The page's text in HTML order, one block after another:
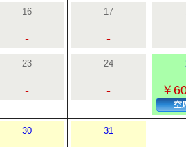
16
-
17
-
23
-
24
- ￥
空
30 31